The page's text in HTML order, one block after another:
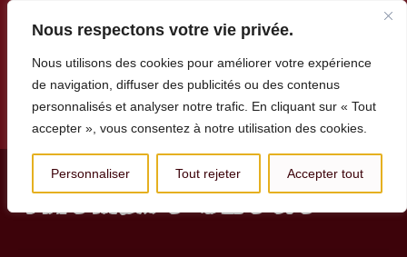
Nous respectons votre vie privée.
Nous utilisons des cookies pour améliorer votre expérience
de navigation, diffuser des publicités ou des contenus
personnalisés et analyser notre trafic. En cliquant sur « Tout
accepter », vous consentez à notre utilisation des cookies.
Personnaliser Tout rejeter Accepter tout
Menu
chemise bleue